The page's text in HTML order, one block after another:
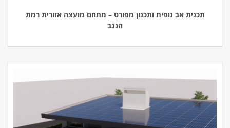
תכנית אב נופית ותכנון מפורט – מתחם מועצה אזורית רמת
הנגב